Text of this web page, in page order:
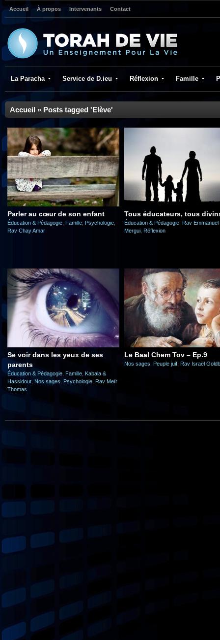
Accueil À propos Intervenants Contact
La Paracha Service de D.ieu Réflexion Famille
Accueil » Posts tagged 'Elève'
Parler au cœur de son enfant
Éducation & Pédagogie Famille Psychologie
Rav Chay Amar
Tous éducateurs, tous
Éducation & Pédagogie Rav Emmanuel
Mergui Réflexion
Se voir dans les yeux de ses
parents
Éducation & Pédagogie Famille Kabala &
Hassidout , Nos sages Psychologie Rav Meïr
Thomas
Le Baal Chem Tov – Ep.9
Nos sages Peuple juif Rav Israël